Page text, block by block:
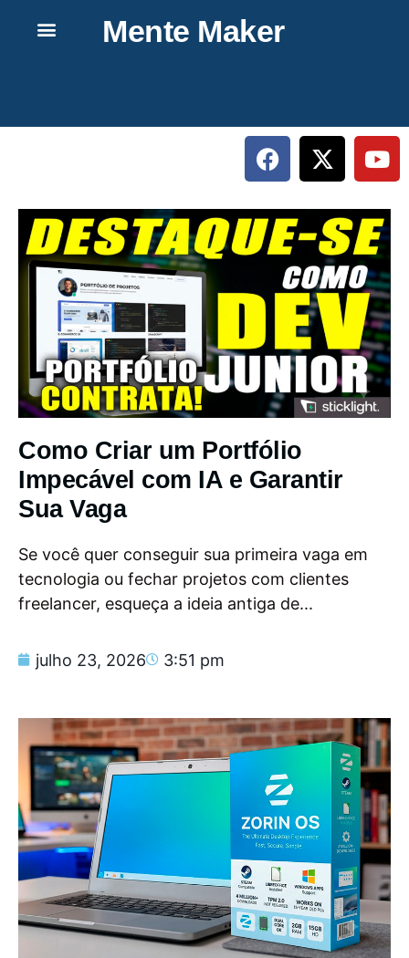
Mente Maker
Como Criar um Portfólio
Impecável com IA e Garantir
Sua Vaga
Se você quer conseguir sua primeira vaga em
tecnologia ou fechar projetos com clientes
freelancer, esqueça a ideia antiga de...
julho 23, 2026 3:51 pm